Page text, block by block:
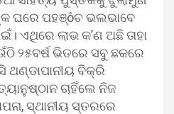
ଘରେ ପହଞ୍ôଚ ଭଲଭାବେ
ଏଥିରେ ଲାଭ କ’ଣ ଅଛି ତାହା
୨୫ବର୍ଷ ଭିତରେ ସବୁ ଛକରେ
ଥଣ୍ଡାପାନୀୟ ବିକ୍ରି
ଚାହିଁଲେ ନିଜ
ସ୍ଥାନୀୟ ସ୍ତରରେ